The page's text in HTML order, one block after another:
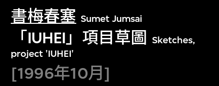
書梅春塞 Sumet Jumsai
「IUHEI」項目草圖
Sketches,
project 'IUHEI'
[1996年10月]
文化藏品。